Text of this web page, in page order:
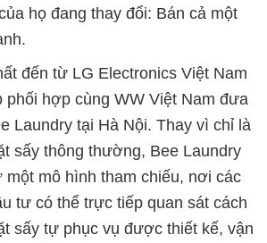
họ đang thay đổi: Bán cả một
đến từ LG Electronics Việt Nam
phối hợp cùng WW Việt Nam đưa
Laundry tại Hà Nội. Thay vì chỉ là
sấy thông thường, Bee Laundry
mô hình tham chiếu, nơi các
tư có thể trực tiếp quan sát cách
sấy tự phục vụ được thiết kế, vận